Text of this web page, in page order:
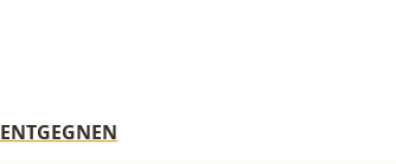
ENTGEGNEN